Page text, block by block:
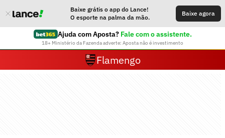
Baixe grátis o app do Lance!
O esporte na palma da mão.
Baixe agora
Ajuda com Aposta? Fale com o assistente.
18+ Ministério da Fazenda adverte: Aposta não é investimento
Flamengo